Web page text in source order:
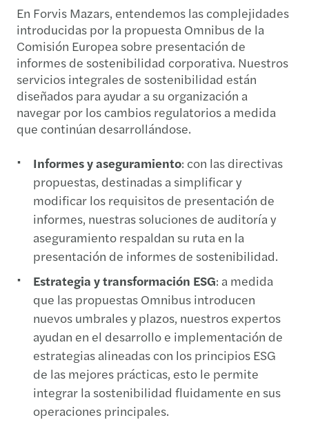
En Forvis Mazars, entendemos las complejidades
introducidas por la propuesta Omnibus de la
Comisión Europea sobre presentación de
informes de sostenibilidad corporativa. Nuestros
servicios integrales de sostenibilidad están
diseñados para ayudar a su organización a
navegar por los cambios regulatorios a medida
que continúan desarrollándose.
Informes y aseguramiento: con las directivas
propuestas, destinadas a simplificar y
modificar los requisitos de presentación de
informes, nuestras soluciones de auditoría y
aseguramiento respaldan su ruta en la
presentación de informes de sostenibilidad.
Estrategia y transformación ESG: a medida
que las propuestas Omnibus introducen
nuevos umbrales y plazos, nuestros expertos
ayudan en el desarrollo e implementación de
estrategias alineadas con los principios ESG
de las mejores prácticas, esto le permite
integrar la sostenibilidad fluidamente en sus
operaciones principales.